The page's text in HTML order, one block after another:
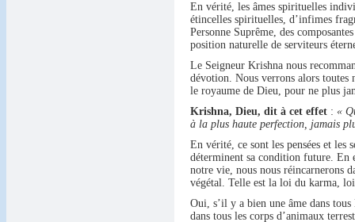
En vérité, les âmes spirituelles
étincelles spirituelles, d’infimes
Personne Suprême, des
position naturelle de serviteurs
Le Seigneur Krishna nous
dévotion. Nous verrons alors toutes
le royaume de Dieu, pour ne plus
Krishna, Dieu, dit à cet effet : «
à la plus haute perfection, jamais
En vérité, ce sont les pensées et les
déterminent sa condition future. En
notre vie, nous nous réincarnerons
végétal. Telle est la loi du karma,
Oui, s’il y a bien une âme dans
dans tous les corps d’animaux